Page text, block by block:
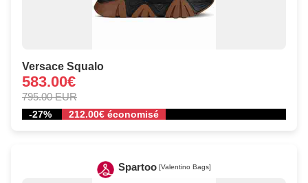
Versace Squalo
583.00€
795.00 EUR
-27% 212.00€ économisé
Spartoo [Valentino Bags]